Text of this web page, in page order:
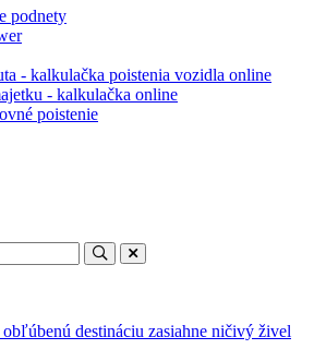
podnety
- kalkulačka poistenia vozidla online
- kalkulačka online
poistenie
destináciu zasiahne ničivý živel